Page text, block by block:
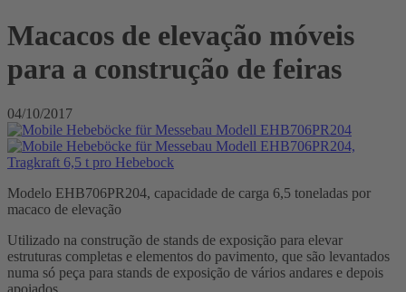
Macacos de elevação móveis
para a construção de feiras
04/10/2017
Modelo EHB706PR204, capacidade de carga 6,5 toneladas por
macaco de elevação
Utilizado na construção de stands de exposição para elevar
estruturas completas e elementos do pavimento, que são levantados
numa só peça para stands de exposição de vários andares e depois
apoiados.